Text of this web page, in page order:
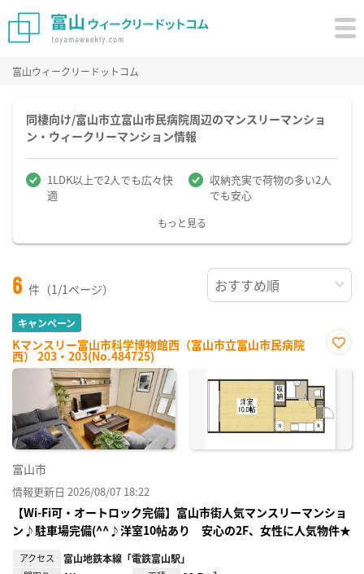
富山ウィークリードットコム
同棲向け/富山市立富山市民病院周辺のマンスリーマンショ
ン・ウィークリーマンション情報
1LDK以上で2人でも広々快
適
収納充実で荷物の多い2人
でも安心
もっと見る
6 件（1/1ページ）
キャンペーン
Kマンスリー富山市科学博物館西（富山市立富山市民病院
西） 203・203(No.484725)
に入
富山市
情報更新日 2026/08/07 18:22
【Wi-Fi可・オートロック完備】富山市街人気マンスリーマンショ
ン♪駐車場完備(^^♪洋室10帖あり 安心の2F、女性に人気物件★
アクセス 富山地鉄本線「電鉄富山駅」